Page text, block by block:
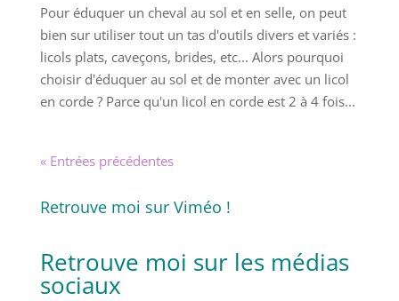
Pour éduquer un cheval au sol et en selle, on peut
bien sur utiliser tout un tas d'outils divers et variés :
licols plats, caveçons, brides, etc... Alors pourquoi
choisir d'éduquer au sol et de monter avec un licol
en corde ? Parce qu'un licol en corde est 2 à 4 fois...
« Entrées précédentes
Retrouve moi sur Viméo !
Retrouve moi sur les médias
sociaux